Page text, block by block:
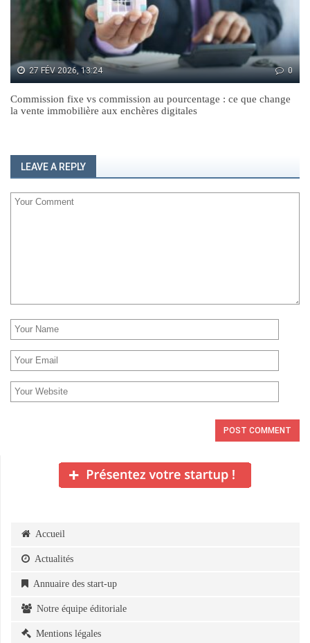
27 FÉV 2026, 13:24 0
Commission fixe vs commission au pourcentage : ce que change
la vente immobilière aux enchères digitales
LEAVE A REPLY
Accueil
Actualités
Annuaire des start-up
Notre équipe éditoriale
Mentions légales